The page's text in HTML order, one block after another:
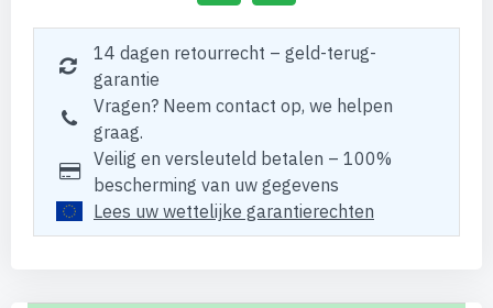
14 dagen retourrecht – geld-terug-
garantie
Vragen? Neem contact op, we helpen
graag.
Veilig en versleuteld betalen – 100%
bescherming van uw gegevens
Lees uw wettelijke garantierechten